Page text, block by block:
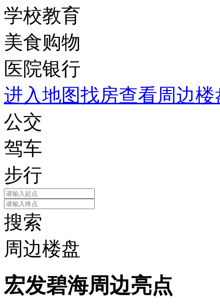
学校教育
美食购物
医院银行
进入地图找房查看周边楼
公交
驾车
步行
搜索
周边楼盘
宏发碧海周边亮点